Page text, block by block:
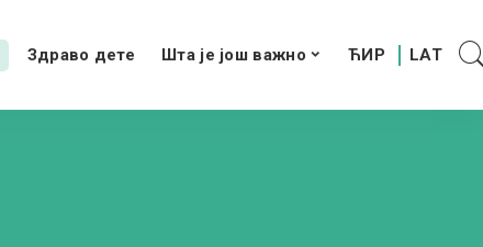
Здраво дете Шта је још важно